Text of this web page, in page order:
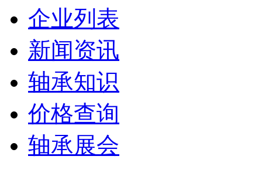
企业列表
新闻资讯
轴承知识
价格查询
轴承展会